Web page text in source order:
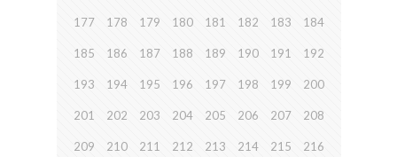
177 178 179 180 181 182 183 184
185 186 187 188 189 190 191 192
193 194 195 196 197 198 199 200
201 202 203 204 205 206 207 208
209 210 211 212 213 214 215 216